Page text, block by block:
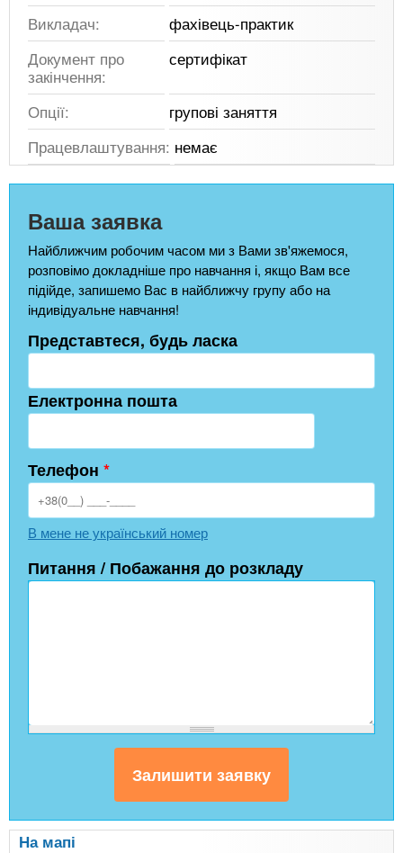
Викладач:
фахівець-практик
Документ про
закінчення:
сертифікат
Опції:
групові заняття
Працевлаштування: немає
Ваша заявка
Найближчим робочим часом ми з Вами зв'яжемося,
розповімо докладніше про навчання і, якщо Вам все
підійде, запишемо Вас в найближчу групу або на
індивідуальне навчання!
Представтеся, будь ласка
Електронна пошта
Телефон *
В мене не український номер
Питання / Побажання до розкладу
На мапі